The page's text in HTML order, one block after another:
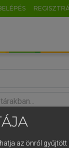
KERESÉS
az önről